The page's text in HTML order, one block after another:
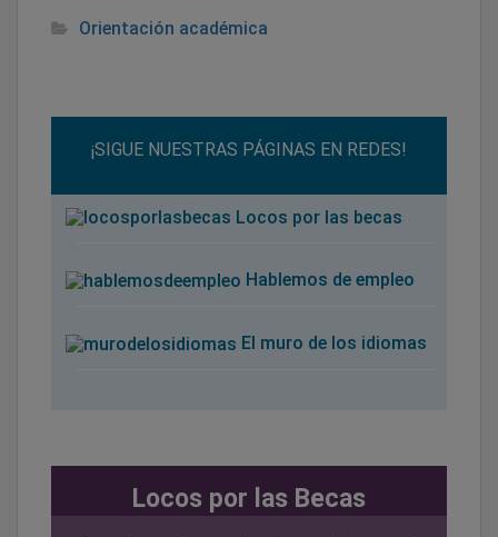
Orientación académica
¡SIGUE NUESTRAS PÁGINAS EN REDES!
Locos por las becas
Hablemos de empleo
El muro de los idiomas
Locos por las Becas